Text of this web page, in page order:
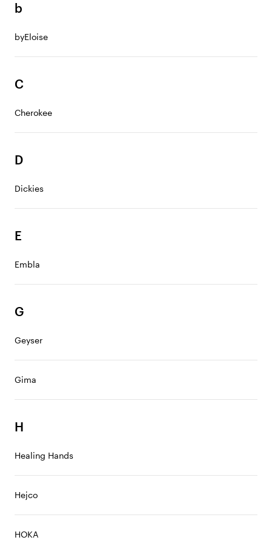
b
byEloise
C
Cherokee
D
Dickies
E
Embla
G
Geyser
Gima
H
Healing Hands
Hejco
HOKA